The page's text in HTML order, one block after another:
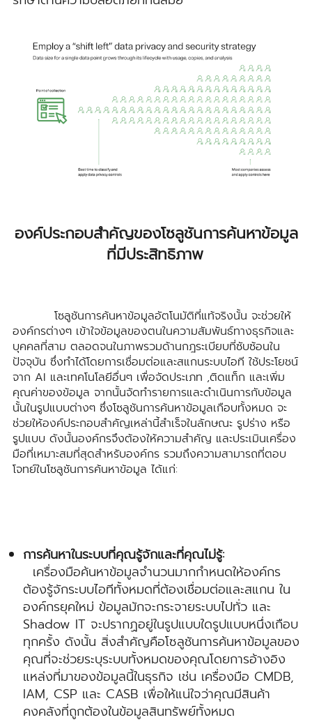
องค์ประกอบสำคัญของโซลูชันการค้นหาข้อมูล
ที่มีประสิทธิภาพ
โซลูชันการค้นหาข้อมูลอัตโนมัติที่แท้จริงนั้น จะช่วยให้
องค์กรต่างๆ เข้าใจข้อมูลของตนในความสัมพันธ์ทางธุรกิจและ
บุคคลที่สาม ตลอดจนในภาพรวมด้านกฎระเบียบที่ซับซ้อนใน
ปัจจุบัน ซึ่งทำได้โดยการเชื่อมต่อและสแกนระบบไอที ใช้ประโยชน์
จาก AI และเทคโนโลยีอื่นๆ เพื่อจัดประเภท ,ติดแท็ก และเพิ่ม
คุณค่าของข้อมูล จากนั้นจัดทำรายการและดำเนินการกับข้อมูล
นั้นในรูปแบบต่างๆ ซึ่งโซลูชันการค้นหาข้อมูลเกือบทั้งหมด จะ
ช่วยให้องค์ประกอบสำคัญเหล่านี้สำเร็จในลักษณะ รูปร่าง หรือ
รูปแบบ ดังนั้นองค์กรจึงต้องให้ความสำคัญ และประเมินเครื่อง
มือที่เหมาะสมที่สุดสำหรับองค์กร รวมถึงความสามารถที่ตอบ
โจทย์ในโซลูชันการค้นหาข้อมูล ได้แก่:
การค้นหาในระบบที่คุณรู้จักและที่คุณไม่รู้:
เครื่องมือค้นหาข้อมูลจำนวนมากกำหนดให้องค์กร
ต้องรู้จักระบบไอทีทั้งหมดที่ต้องเชื่อมต่อและสแกน ใน
องค์กรยุคใหม่ ข้อมูลมักจะกระจายระบบไปทั่ว และ
Shadow IT จะปรากฏอยู่ในรูปแบบใดรูปแบบหนึ่งเกือบ
ทุกครั้ง ดังนั้น สิ่งสำคัญคือโซลูชันการค้นหาข้อมูลของ
คุณที่จะช่วยระบุระบบทั้งหมดของคุณโดยการอ้างอิง
แหล่งที่มาของข้อมูลนี้ในธุรกิจ เช่น เครื่องมือ CMDB,
IAM, CSP และ CASB เพื่อให้แน่ใจว่าคุณมีสินค้า
คงคลังที่ถูกต้องในข้อมูลสินทรัพย์ทั้งหมด